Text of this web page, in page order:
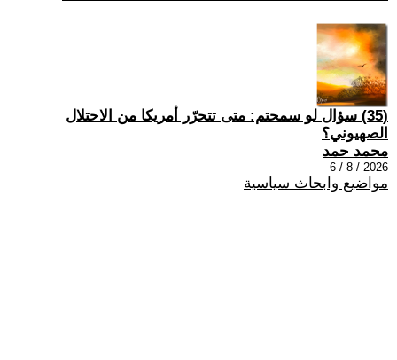
(35) سؤال لو سمحتم: متى تتحرّر أمريكا من الاحتلال
الصهيوني؟
محمد حمد
2026 / 8 / 6
مواضيع وابحاث سياسية